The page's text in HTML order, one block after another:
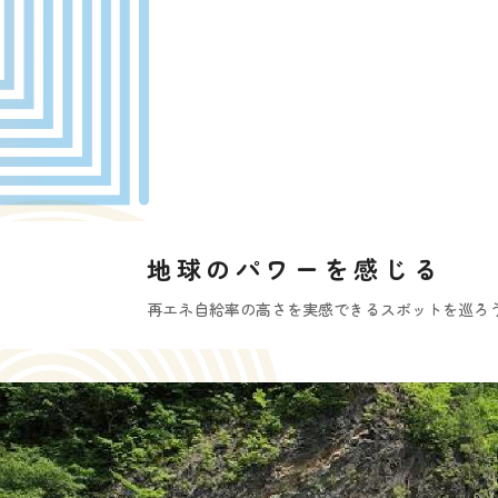
地球のパワーを感じる
再エネ自給率の高さを実感できるスポットを巡ろ